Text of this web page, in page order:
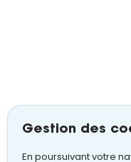
Gestion des
En poursuivant votre